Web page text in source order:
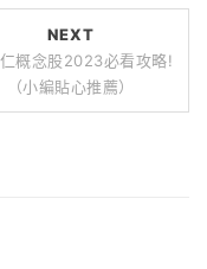
NEXT
概念股2023必看攻略!
（小編貼心推薦）